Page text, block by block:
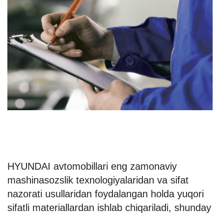
HYUNDAI avtomobillari eng zamonaviy
mashinasozslik texnologiyalaridan va sifat
nazorati usullaridan foydalangan holda yuqori
sifatli materiallardan ishlab chiqariladi, shunday